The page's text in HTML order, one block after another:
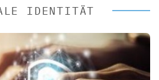
IDENTITÄT